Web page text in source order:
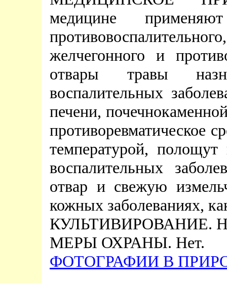
медицине
желчегонного и
отвары травы
воспалительных
печени,
противоревматическое
температурой, полощут
воспалительных
отвар и свежую
кожных заболеваниях,
КУЛЬТИВИРОВАНИЕ.
МЕРЫ ОХРАНЫ. Нет.
ФОТОГРАФИИ В